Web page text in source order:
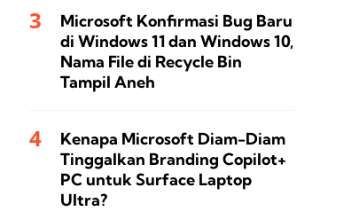
Microsoft Konfirmasi Bug Baru
di Windows 11 dan Windows 10,
Nama File di Recycle Bin
Tampil Aneh
Kenapa Microsoft Diam-Diam
Tinggalkan Branding Copilot+
PC untuk Surface Laptop
Ultra?